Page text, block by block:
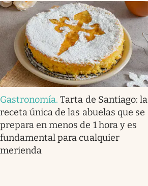
Gastronomía.Tarta de Santiago: la
receta única de las abuelas que se
prepara en menos de 1 hora y es
fundamental para cualquier
merienda